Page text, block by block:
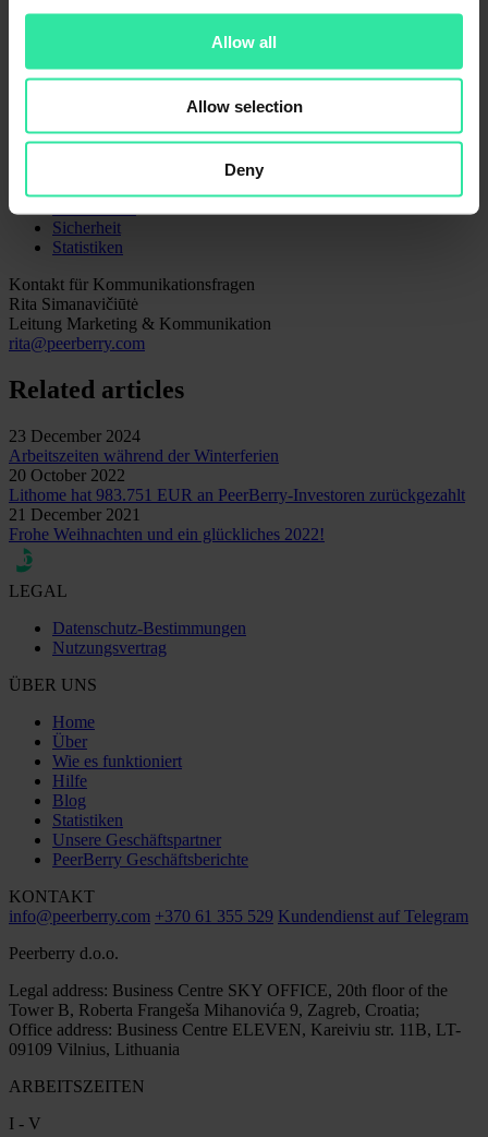
Allow all
Allow selection
Deny
Verpflichtungen dieser Art und Rückzahlungen durch einzelne
Kreditgeber oder -konzerne) auf unserer Webseite unter
App
Sicherheit
Statistiken
Kontakt für Kommunikationsfragen
Rita Simanavičiūtė
Leitung Marketing & Kommunikation
rita@peerberry.com
Related articles
23 December 2024
Arbeitszeiten während der Winterferien
20 October 2022
Lithome hat 983.751 EUR an PeerBerry-Investoren zurückgezahlt
21 December 2021
Frohe Weihnachten und ein glückliches 2022!
LEGAL
Datenschutz-Bestimmungen
Nutzungsvertrag
ÜBER UNS
Home
Über
Wie es funktioniert
Hilfe
Blog
Statistiken
Unsere Geschäftspartner
PeerBerry Geschäftsberichte
KONTAKT
info@peerberry.com +370 61 355 529 Kundendienst auf Telegram
Peerberry d.o.o.
Legal address: Business Centre SKY OFFICE, 20th floor of the
Tower B, Roberta Frangeša Mihanovića 9, Zagreb, Croatia;
Office address: Business Centre ELEVEN, Kareiviu str. 11B, LT-
09109 Vilnius, Lithuania
ARBEITSZEITEN
I - V